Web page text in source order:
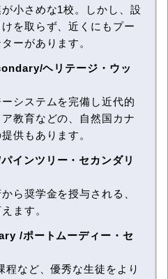
小さめな1校。しかし、設
を取らず、近くにもプー
ーがあります。
ヘリテージ・ウッ
システムを完備し近代的
教育などの、自然国カナ
供もあります。
インツリー・セカンダリ
ら奨学金を授与される、
ます。
/ポートムーディー・セ
程など、優秀な生徒をより